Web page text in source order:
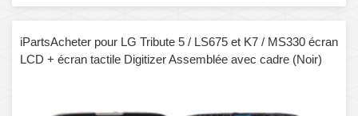
iPartsAcheter pour LG Tribute 5 / LS675 et K7 / MS330 écran
LCD + écran tactile Digitizer Assemblée avec cadre (Noir)